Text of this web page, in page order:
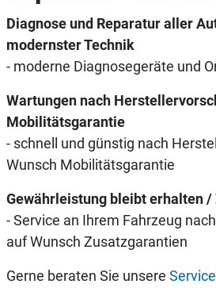
Diagnose und Reparatur aller
modernster Technik
- moderne Diagnosegeräte und
Wartungen nach
Mobilitätsgarantie
- schnell und günstig nach
Wunsch Mobilitätsgarantie
Gewährleistung bleibt erhalten
- Service an Ihrem Fahrzeug
auf Wunsch Zusatzgarantien
Gerne beraten Sie unsere